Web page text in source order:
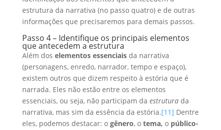
estrutura da narrativa (no passo quatro) e de outras
informações que precisaremos para demais passos.
Passo 4 – Identifique os principais elementos
que antecedem a estrutura
Além dos elementos essenciais da narrativa
(personagens, enredo, narrador, tempo e espaço),
existem outros que dizem respeito à estória que é
narrada. Eles não estão entre os elementos
essenciais, ou seja, não participam da estruturada
narrativa, mas sim da essência da estória.[11] Dentre
eles, podemos destacar: ogênero, otema, opúblico-